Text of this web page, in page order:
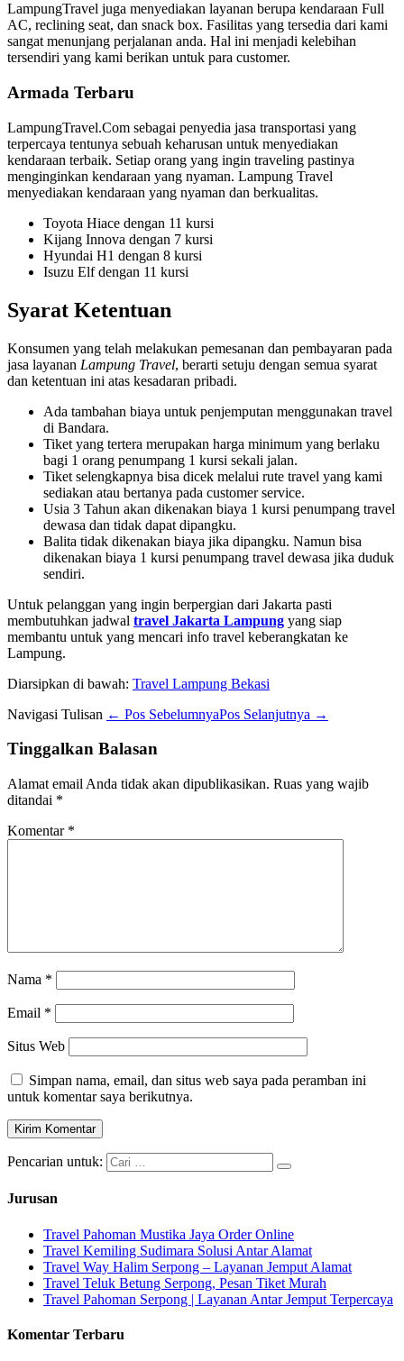
LampungTravel juga menyediakan layanan berupa kendaraan Full
AC, reclining seat, dan snack box. Fasilitas yang tersedia dari kami
sangat menunjang perjalanan anda. Hal ini menjadi kelebihan
tersendiri yang kami berikan untuk para customer.
Armada Terbaru
LampungTravel.Com sebagai penyedia jasa transportasi yang
terpercaya tentunya sebuah keharusan untuk menyediakan
kendaraan terbaik. Setiap orang yang ingin traveling pastinya
menginginkan kendaraan yang nyaman. Lampung Travel
menyediakan kendaraan yang nyaman dan berkualitas.
Toyota Hiace dengan 11 kursi
Kijang Innova dengan 7 kursi
Hyundai H1 dengan 8 kursi
Isuzu Elf dengan 11 kursi
Syarat Ketentuan
Konsumen yang telah melakukan pemesanan dan pembayaran pada
jasa layanan Lampung Travel, berarti setuju dengan semua syarat
dan ketentuan ini atas kesadaran pribadi.
Ada tambahan biaya untuk penjemputan menggunakan travel
di Bandara.
Tiket yang tertera merupakan harga minimum yang berlaku
bagi 1 orang penumpang 1 kursi sekali jalan.
Tiket selengkapnya bisa dicek melalui rute travel yang kami
sediakan atau bertanya pada customer service.
Usia 3 Tahun akan dikenakan biaya 1 kursi penumpang travel
dewasa dan tidak dapat dipangku.
Balita tidak dikenakan biaya jika dipangku. Namun bisa
dikenakan biaya 1 kursi penumpang travel dewasa jika duduk
sendiri.
Untuk pelanggan yang ingin berpergian dari Jakarta pasti
membutuhkan jadwal travel Jakarta Lampung yang siap
membantu untuk yang mencari info travel keberangkatan ke
Lampung.
Diarsipkan di bawah: Travel Lampung Bekasi
Navigasi Tulisan ← Pos SebelumnyaPos Selanjutnya →
Tinggalkan Balasan
Alamat email Anda tidak akan dipublikasikan. Ruas yang wajib
ditandai *
Komentar *
Nama *
Email *
Situs Web
Simpan nama, email, dan situs web saya pada peramban ini
untuk komentar saya berikutnya.
Pencarian untuk:
Jurusan
Travel Pahoman Mustika Jaya Order Online
Travel Kemiling Sudimara Solusi Antar Alamat
Travel Way Halim Serpong – Layanan Jemput Alamat
Travel Teluk Betung Serpong, Pesan Tiket Murah
Travel Pahoman Serpong | Layanan Antar Jemput Terpercaya
Komentar Terbaru